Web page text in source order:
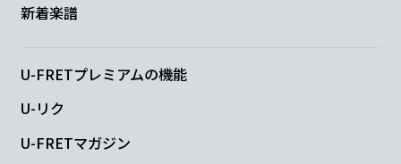
新着楽譜
U-FRETプレミアムの機能
U-リク
U-FRETマガジン